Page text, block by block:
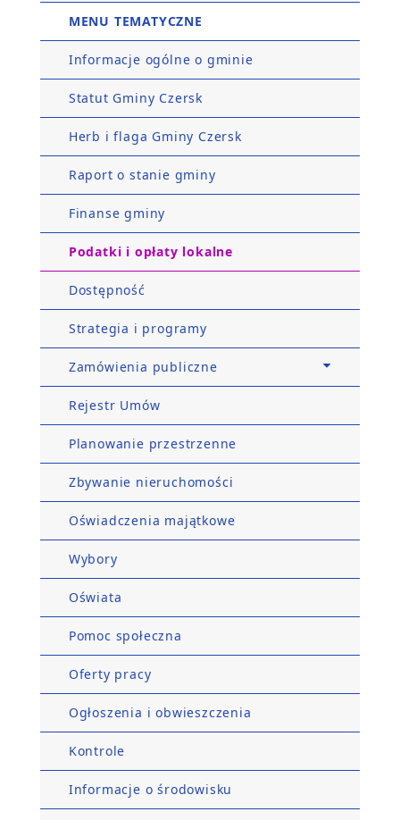
MENU TEMATYCZNE
Informacje ogólne o gminie
Statut Gminy Czersk
Herb i flaga Gminy Czersk
Raport o stanie gminy
Finanse gminy
Podatki i opłaty lokalne
Dostępność
Strategia i programy
Zamówienia publiczne
Rejestr Umów
Planowanie przestrzenne
Zbywanie nieruchomości
Oświadczenia majątkowe
Wybory
Oświata
Pomoc społeczna
Oferty pracy
Ogłoszenia i obwieszczenia
Kontrole
Informacje o środowisku